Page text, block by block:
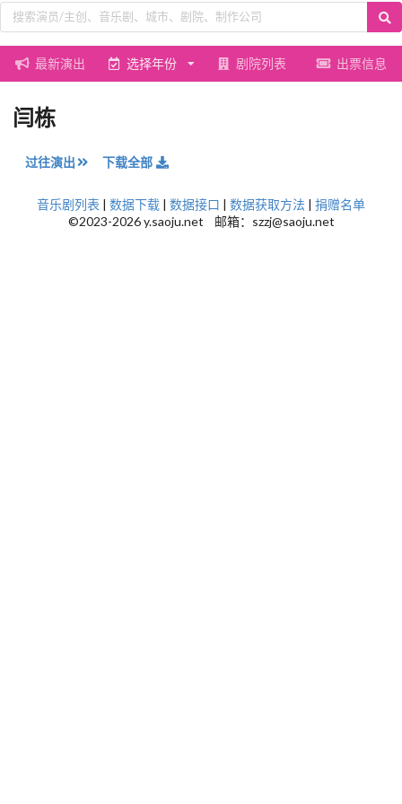
最新演出 选择年份 剧院列表 出票信息
闫栋
过往演出 下载全部
音乐剧列表 | 数据下载 | 数据接口 | 数据获取方法 | 捐赠名单
©2023-2026 y.saoju.net 邮箱：szzj@saoju.net